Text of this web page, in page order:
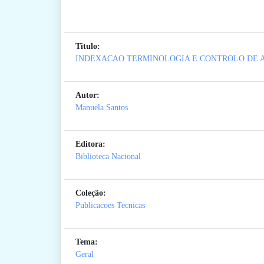
Titulo:
INDEXACAO TERMINOLOGIA E CONTROLO DE
Autor:
Manuela Santos
Editora:
Biblioteca Nacional
Coleção:
Publicacoes Tecnicas
Tema:
Geral